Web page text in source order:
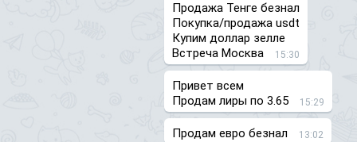
Продажа Тенге безнал
Покупка/продажа usdt
Купим доллар зелле
Встреча Москва
15:30
Привет всем
Продам лиры по 3.65
15:29
Продам евро безнал 13:02